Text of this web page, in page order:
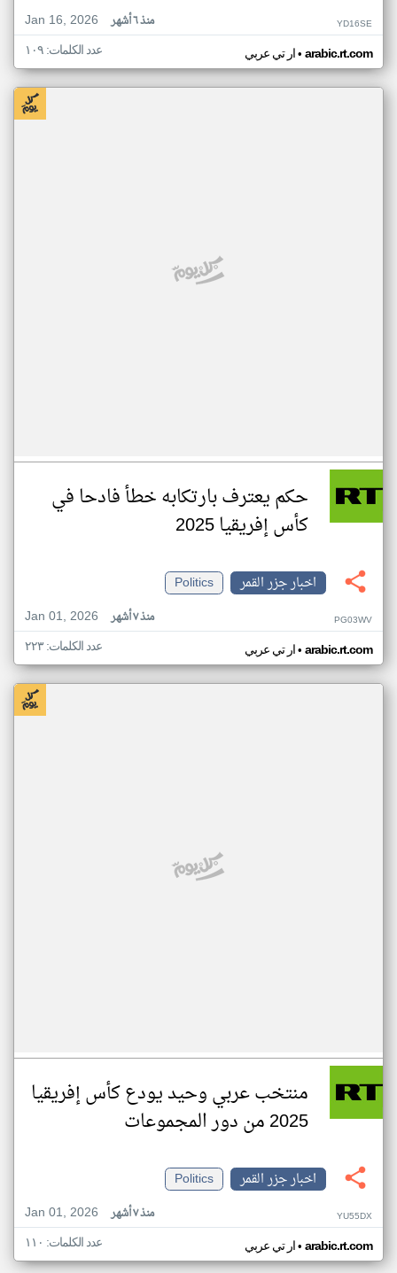
Jan 16, 2026
منذ ٦ أشهر YD16SE
ار تي عربي• arabic.rt.com عدد الكلمات: ١٠٩
حكم يعترف بارتكابه خطأ فادحا في
كأس إفريقيا 2025
اخبار جزر القمر
Politics
Jan 01, 2026
منذ ٧ أشهر PG03WV
ار تي عربي• arabic.rt.com عدد الكلمات: ٢٢٣
منتخب عربي وحيد يودع كأس إفريقيا
2025 من دور المجموعات
اخبار جزر القمر
Politics
Jan 01, 2026
منذ ٧ أشهر YU55DX
ار تي عربي• arabic.rt.com عدد الكلمات: ١١٠